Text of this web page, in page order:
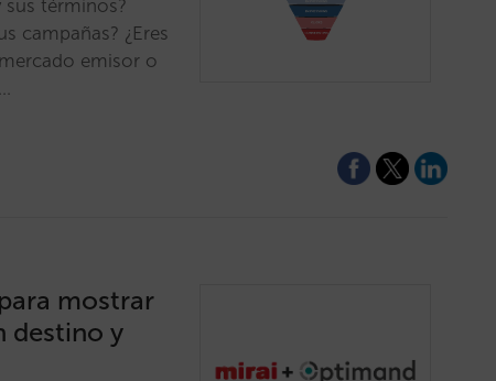
términos?
campañas? ¿Eres
emisor o
mostrar
destino y